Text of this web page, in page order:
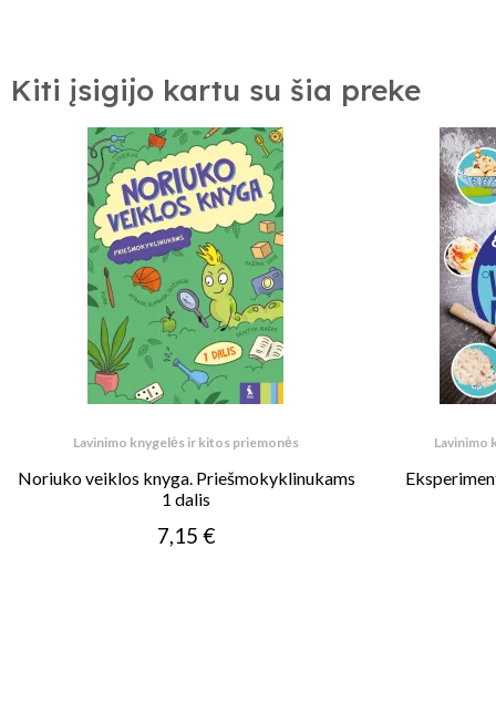
Kiti įsigijo kartu su šia preke
Lavinimo knygelės ir kitos priemonės
Noriuko veiklos knyga. Priešmokyklinukams
1 dalis
7,15 €
Lavinimo